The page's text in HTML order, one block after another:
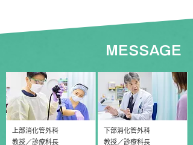
MESSAGE
上部消化管外科
教授／診療科長
下部消化管外科
教授／診療科長